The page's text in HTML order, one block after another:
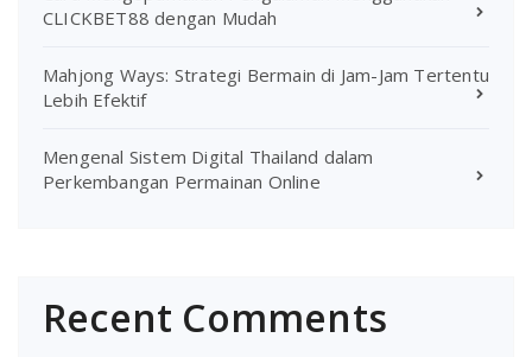
CLICKBET88 dengan Mudah
Mahjong Ways: Strategi Bermain di Jam-Jam Tertentu
Lebih Efektif
Mengenal Sistem Digital Thailand dalam
Perkembangan Permainan Online
Recent Comments